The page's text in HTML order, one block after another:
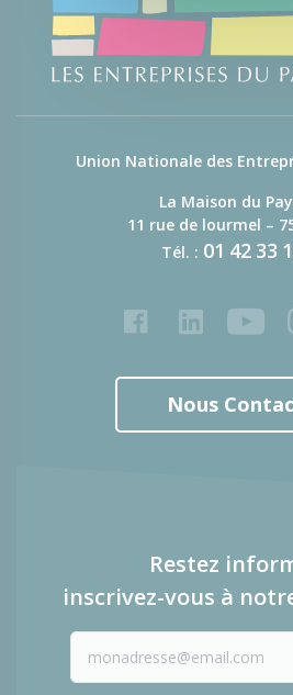
Union Nationale des
La Maison du
11 rue de lourmel –
Tél. : 01 42 33
FacebookLinkedInYoutube
Nous
Restez
inscrivez-vous à